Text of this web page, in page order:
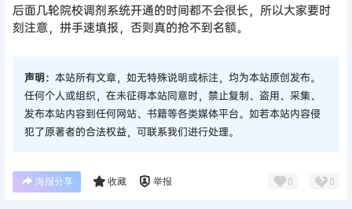
后面几轮院校调剂系统开通的时间都不会很长，所以大家要时
刻注意，拼手速填报，否则真的抢不到名额。
声明： 本站所有文章，如无特殊说明或标注，均为本站原创发布。
任何个人或组织，在未征得本站同意时，禁止复制、盗用、采集、
发布本站内容到任何网站、书籍等各类媒体平台。如若本站内容侵
犯了原著者的合法权益，可联系我们进行处理。
海报分享 收藏 举报 0 0